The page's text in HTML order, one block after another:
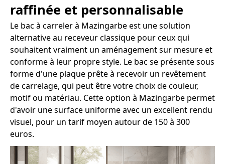
raffinée et personnalisable
Le bac à carreler à Mazingarbe est une solution
alternative au receveur classique pour ceux qui
souhaitent vraiment un aménagement sur mesure et
conforme à leur propre style. Le bac se présente sous
forme d'une plaque prête à recevoir un revêtement
de carrelage, qui peut être votre choix de couleur,
motif ou matériau. Cette option à Mazingarbe permet
d'avoir une surface uniforme avec un excellent rendu
visuel, pour un tarif moyen autour de 150 à 300
euros.